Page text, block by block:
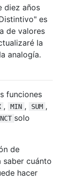
diez años
es
de valores
la
analogía.
funciones
, MIN , SUM ,
solo
de
saber cuánto
hacer